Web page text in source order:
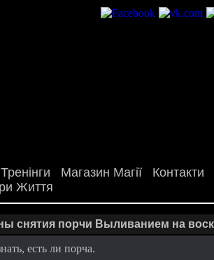
Тренінги Магазин Магії Контакти
Життя
снятия порчи Выливанием на воск
есть ли порча.